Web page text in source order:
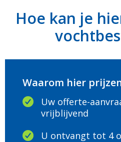
Hoe kan je
Waarom hier
Uw offerte-
vrijblijvend
U ontvangt tot 4